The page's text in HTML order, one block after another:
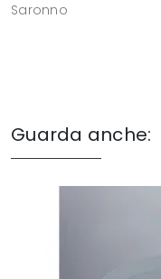
Saronno
Guarda anche: